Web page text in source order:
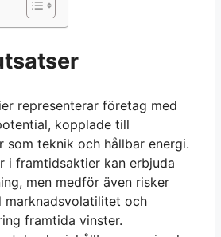
representerar företag med
kopplade till
som teknik och hållbar energi.
i framtidsaktier kan erbjuda
men medför även risker
marknadsvolatilitet och
framtida vinster.